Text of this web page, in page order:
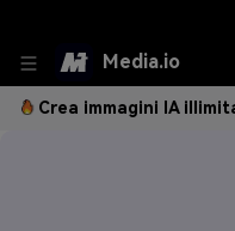
Media.io
Crea immagini IA